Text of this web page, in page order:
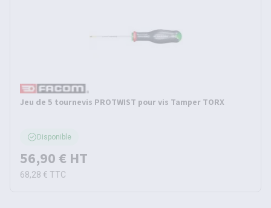
Jeu de 5 tournevis PROTWIST pour vis Tamper TORX
Disponible
56,90 € HT
68,28 € TTC